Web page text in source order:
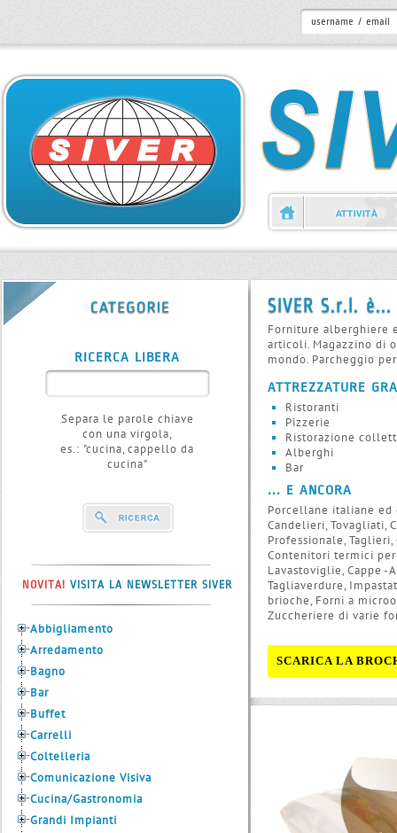
RICERCA LIBERA
Separa le parole chiave
con una virgola,
es.: "cucina, cappello da
cucina"
NOVITA! VISITA LA NEWSLETTER SIVER
Abbigliamento
Arredamento
Bagno
Bar
Buffet
Carrelli
Coltelleria
Comunicazione Visiva
Cucina/Gastronomia
Grandi Impianti
Forniture alberghiere
articoli. Magazzino di
mondo. Parcheggio
ATTREZZATURE
Ristoranti
Pizzerie
Ristorazione
Alberghi
Bar
... E ANCORA
Porcellane italiane ed
Candelieri, Tovagliati,
Professionale,
Contenitori termici per
Lavastoviglie, Cappe -
Tagliaverdure,
brioche, Forni a
Zuccheriere di varie
SCARICA LA